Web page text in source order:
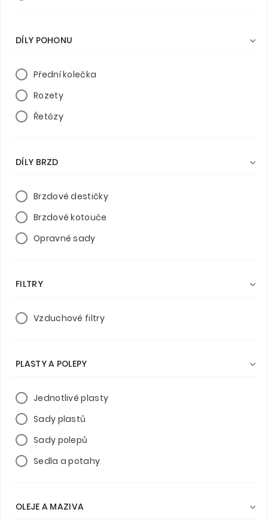
DÍLY POHONU 
Přední kolečka
Rozety
Řetězy
DÍLY BRZD 
Brzdové destičky
Brzdové kotouče
Opravné sady
FILTRY 
Vzduchové filtry
PLASTY A POLEPY 
Jednotlivé plasty
Sady plastů
Sady polepů
Sedla a potahy
OLEJE A MAZIVA 